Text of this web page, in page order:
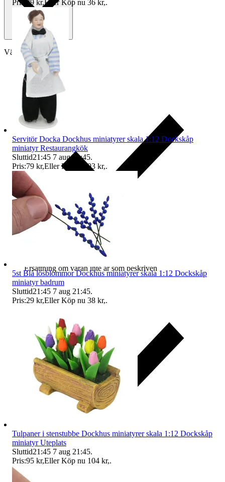
Välj till köparskydd
Ersättning om varan inte är som beskriven
Ersättning om du inte får din vara
Pris: 29 kr,Eller Köp nu 36 kr,.
Servitör Docka Dockhus miniatyrer skala 1:12 Dockskåp
miniatyr Restaurangkök
Sluttid21:45 7 aug 21:45.
Pris:79 kr,Eller Köp nu 93 kr,.
5st Blå lösblommor Dockhus miniatyrer skala 1:12 Dockskåp
miniatyr badrum
Sluttid21:45 7 aug 21:45.
Pris:29 kr,Eller Köp nu 38 kr,.
Tulpaner i stenstubbe Dockhus miniatyrer skala 1:12 Dockskåp
miniatyr Uteplats
Sluttid21:45 7 aug 21:45.
Pris:95 kr,Eller Köp nu 104 kr,.